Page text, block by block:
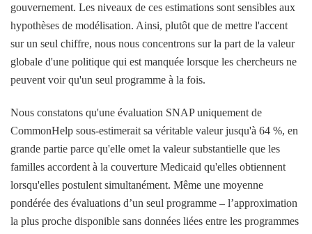
gouvernement. Les niveaux de ces estimations sont sensibles aux
hypothèses de modélisation. Ainsi, plutôt que de mettre l'accent
sur un seul chiffre, nous nous concentrons sur la part de la valeur
globale d'une politique qui est manquée lorsque les chercheurs ne
peuvent voir qu'un seul programme à la fois.
Nous constatons qu'une évaluation SNAP uniquement de
CommonHelp sous-estimerait sa véritable valeur jusqu'à 64 %, en
grande partie parce qu'elle omet la valeur substantielle que les
familles accordent à la couverture Medicaid qu'elles obtiennent
lorsqu'elles postulent simultanément. Même une moyenne
pondérée des évaluations d’un seul programme – l’approximation
la plus proche disponible sans données liées entre les programmes